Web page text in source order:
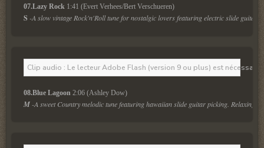
07.Lazy Rock 1:41 (Evert Verhees/Bert Verschueren)
S -A slow vintage Rock'n'Roll tune for nostalgic lovers featuring electric slide guitar.
Clip audio : Le lecteur Adobe Flash (version 9 ou plus) est
08.Blue Lagoon 2:06 (Ashley Dow)
M -A sweet Country melodic tune featuring hawaiian slide guitar picking. Relaxing &